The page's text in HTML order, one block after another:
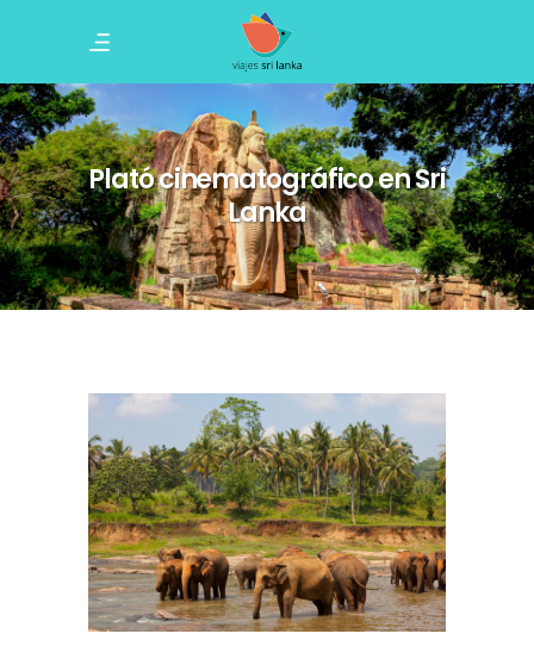
Plató cinematográfico en Sri
Lanka